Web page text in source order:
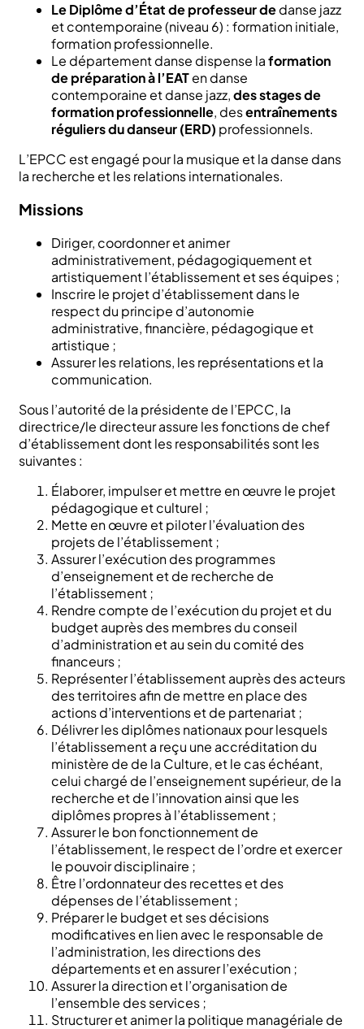
Le Diplôme d’État de professeur dedanse jazz
et contemporaine (niveau 6) : formation initiale,
formation professionnelle.
Le département danse dispense laformation
de préparation à l’EATen danse
contemporaine et danse jazz,des stages de
formation professionnelle, desentraînements
réguliers du danseur (ERD) professionnels.
L’EPCC est engagé pour la musique et la danse dans
la recherche et les relations internationales.
Missions
Diriger, coordonner et animer
administrativement, pédagogiquement et
artistiquement l’établissement et ses équipes ;
Inscrire le projet d’établissement dans le
respect du principe d’autonomie
administrative, financière, pédagogique et
artistique ;
Assurer les relations, les représentations et la
communication.
Sous l’autorité de la présidente de l’EPCC, la
directrice/le directeur assure les fonctions de chef
d’établissement dont les responsabilités sont les
suivantes :
Élaborer, impulser et mettre en œuvre le projet
pédagogique et culturel ;
Mette en œuvre et piloter l’évaluation des
projets de l’établissement ;
Assurer l’exécution des programmes
d’enseignement et de recherche de
l’établissement ;
Rendre compte de l’exécution du projet et du
budget auprès des membres du conseil
d’administration et au sein du comité des
financeurs ;
Représenter l’établissement auprès des acteurs
des territoires afin de mettre en place des
actions d’interventions et de partenariat ;
Délivrer les diplômes nationaux pour lesquels
l’établissement a reçu une accréditation du
ministère de de la Culture, et le cas échéant,
celui chargé de l’enseignement supérieur, de la
recherche et de l’innovation ainsi que les
diplômes propres à l’établissement ;
Assurer le bon fonctionnement de
l’établissement, le respect de l’ordre et exercer
le pouvoir disciplinaire ;
Être l’ordonnateur des recettes et des
dépenses de l’établissement ;
Préparer le budget et ses décisions
modificatives en lien avec le responsable de
l’administration, les directions des
départements et en assurer l’exécution ;
Assurer la direction et l’organisation de
l’ensemble des services ;
Structurer et animer la politique managériale de